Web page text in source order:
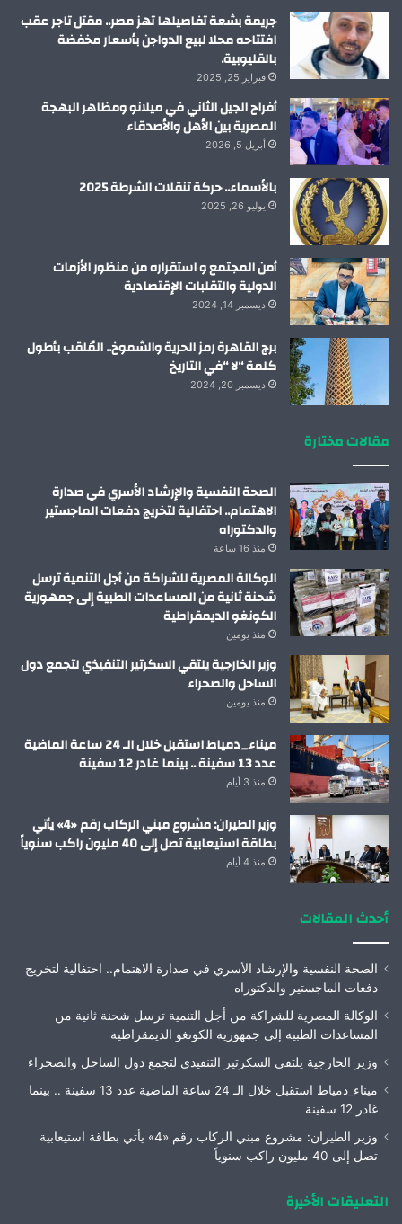
م
جريمة بشعة تفاصيلها تهز مصر.. مقتل تاجر عقب
افتتاحه محلا لبيع الدواجن بأسعار مخفضة
بالقليوبية.
فبراير 25, 2025
أفراح الجيل الثاني في ميلانو ومظاهر البهجة
المصرية بين الأهل والأصدقاء
أبريل 5, 2026
بالأسماء.. حركة تنقلات الشرطة 2025
يوليو 26, 2025
أمن المجتمع و استقراره من منظور الأزمات
الدولية والتقلبات الإقتصادية
ديسمبر 14, 2024
برج القاهرة رمز الحرية والشموخ.. المُلقب بأطول
كلمة “لا “في التاريخ
ديسمبر 20, 2024
مقالات مختارة
الصحة النفسية والإرشاد الأسري في صدارة
الاهتمام.. احتفالية لتخريج دفعات الماجستير
والدكتوراه
منذ 16 ساعة
الوكالة المصرية للشراكة من أجل التنمية ترسل
شحنة ثانية من المساعدات الطبية إلى جمهورية
الكونغو الديمقراطية
منذ يومين
وزير الخارجية يلتقي السكرتير التنفيذي لتجمع دول
الساحل والصحراء
منذ يومين
ميناء_دمياط استقبل خلال الـ 24 ساعة الماضية
عدد 13 سفينة .. بينما غادر 12 سفينة
منذ 3 أيام
وزير الطيران: مشروع مبني الركاب رقم «4» يأتي
بطاقة استيعابية تصل إلى 40 مليون راكب سنوياً
منذ 4 أيام
أحدث المقالات
الصحة النفسية والإرشاد الأسري في صدارة الاهتمام.. احتفالية لتخريج
دفعات الماجستير والدكتوراه
الوكالة المصرية للشراكة من أجل التنمية ترسل شحنة ثانية من
المساعدات الطبية إلى جمهورية الكونغو الديمقراطية
وزير الخارجية يلتقي السكرتير التنفيذي لتجمع دول الساحل والصحراء
ميناء_دمياط استقبل خلال الـ 24 ساعة الماضية عدد 13 سفينة .. بينما
غادر 12 سفينة
وزير الطيران: مشروع مبني الركاب رقم «4» يأتي بطاقة استيعابية
تصل إلى 40 مليون راكب سنوياً
التعليقات الأخيرة